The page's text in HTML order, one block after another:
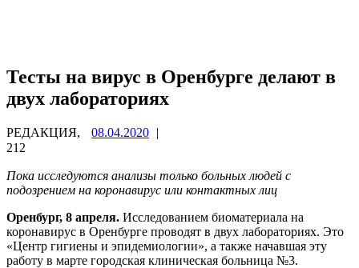
Тесты на вирус в Оренбурге делают в
двух лабораториях
РЕДАКЦИЯ, 08.04.2020 |
212
Пока исследуются анализы только больных людей с
подозрением на коронавирус или контактных лиц
Оренбург, 8 апреля. Исследованием биоматериала на
коронавирус в Оренбурге проводят в двух лабораториях. Это
«Центр гигиены и эпидемиологии», а также начавшая эту
работу в марте городская клиническая больница №3.